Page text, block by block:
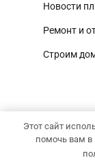
Новости
Ремонт и
Строим
Copyright ©
Этот сайт
помочь вам в